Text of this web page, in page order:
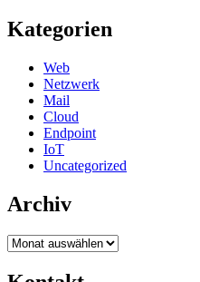
Kategorien
Web
Netzwerk
Mail
Cloud
Endpoint
IoT
Uncategorized
Archiv
Archiv